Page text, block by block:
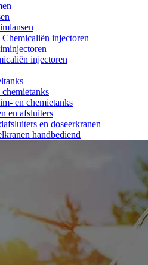
Chemicaliën injectoren
injectoren
en chemietanks
en afsluiters
en doseerkranen
handbediend